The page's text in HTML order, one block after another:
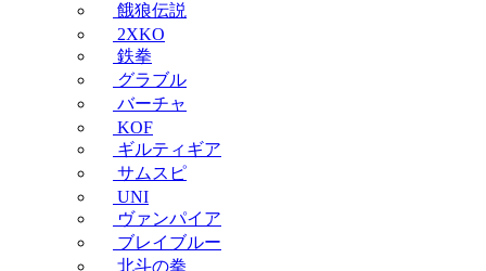
餓狼伝説
2XKO
鉄拳
グラブル
バーチャ
KOF
ギルティギア
サムスピ
UNI
ヴァンパイア
ブレイブルー
北斗の拳